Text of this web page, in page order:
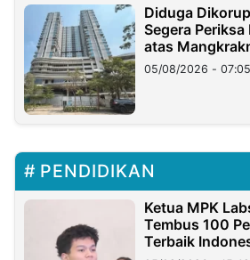
Diduga
Segera
atas
05/08/2026 - 07:05
PENDIDIKAN
Ketua MPK
Tembus 100
Terbaik